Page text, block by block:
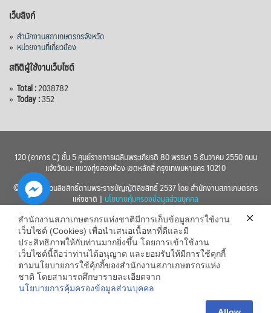
เว็บลิงก์
» สำนักงานสภาเกษตรกรจังหวัด
» หน่วยงานที่เกี่ยวข้อง
สถิติผู้ใช้งานเว็บไซต์
» Total :2038782
» Today :352
120 (อาคาร C) ชั้น 5 ศูนย์ราชการเฉลิมพระเกียรติ 80 พรรษา 5 ธันวาคม 2550 ถนน
แจ้งวัฒนะ แขวงทุ่งสองห้อง เขตหลักสี่ กรุงเทพมหานคร 10210
© 2560 สงวนลิขสิทธิ์ตามพระราชบัญญัติลิขสิทธิ์ 2537 โดย สำนักงานสภาเกษตรกร
แห่งชาติ | นโยบายคุ้มครองข้อมูลส่วนบุคคล
สำนักงานสภาเกษตรกรแห่งชาติมีการเก็บข้อมูลการใช้งาน
เว็บไซต์ (Cookies) เพื่อนำเสนอเนื้อหาที่ดีและมี
ประสิทธิภาพให้กับท่านมากยิ่งขึ้น โดยการเข้าใช้งาน
เว็บไซต์นี้ถือว่าท่านได้อนุญาต และยอมรับให้มีการใช้คุกกี้
ตามนโยบายการใช้คุ้กกี้ของสำนักงานสภาเกษตรกรแห่ง
ชาติ โดยสามารถศึกษารายละเอียดจาก
นโยบายการคุ้มครองข้อมูลส่วนบุคคล
Hide
chaty